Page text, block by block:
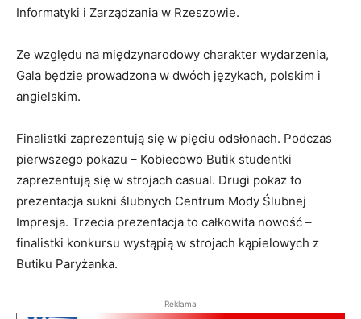
Informatyki i Zarządzania w Rzeszowie.
Ze względu na międzynarodowy charakter wydarzenia,
Gala będzie prowadzona w dwóch językach, polskim i
angielskim.
Finalistki zaprezentują się w pięciu odsłonach. Podczas
pierwszego pokazu – Kobiecowo Butik studentki
zaprezentują się w strojach casual. Drugi pokaz to
prezentacja sukni ślubnych Centrum Mody Ślubnej
Impresja. Trzecia prezentacja to całkowita nowość –
finalistki konkursu wystąpią w strojach kąpielowych z
Butiku Paryżanka.
Reklama